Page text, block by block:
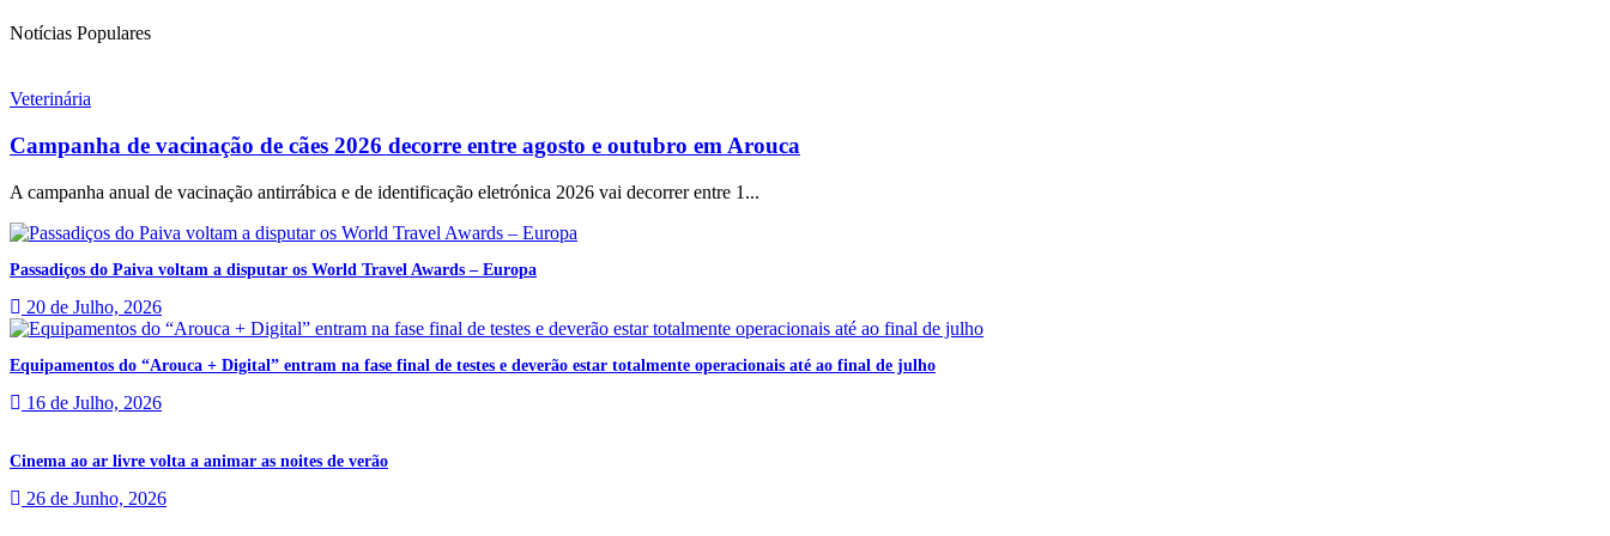
Notícias Populares
Veterinária
Campanha de vacinação de cães 2026 decorre entre agosto e outubro em Arouca
A campanha anual de vacinação antirrábica e de identificação eletrónica 2026 vai decorrer entre 1...
Passadiços do Paiva voltam a disputar os World Travel Awards – Europa
20 de Julho, 2026
Equipamentos do “Arouca + Digital” entram na fase final de testes e deverão estar totalmente operacionais até ao final de julho
16 de Julho, 2026
Cinema ao ar livre volta a animar as noites de verão
26 de Junho, 2026